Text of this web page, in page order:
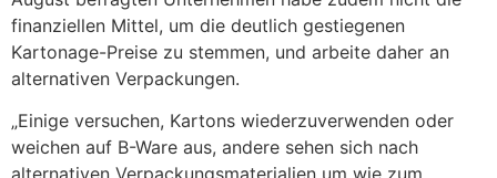
finanziellen Mittel, um die deutlich gestiegenen
Kartonage-Preise zu stemmen, und arbeite daher an
alternativen Verpackungen.
„Einige versuchen, Kartons wiederzuverwenden oder
weichen auf B-Ware aus, andere sehen sich nach